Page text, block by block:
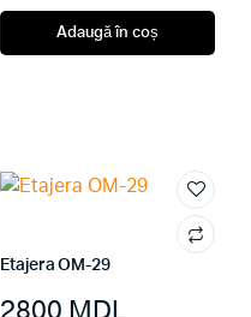
Adaugă în coș
Etajera OM-29